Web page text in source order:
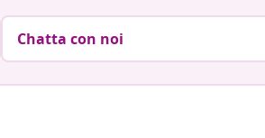
Chatta con noi